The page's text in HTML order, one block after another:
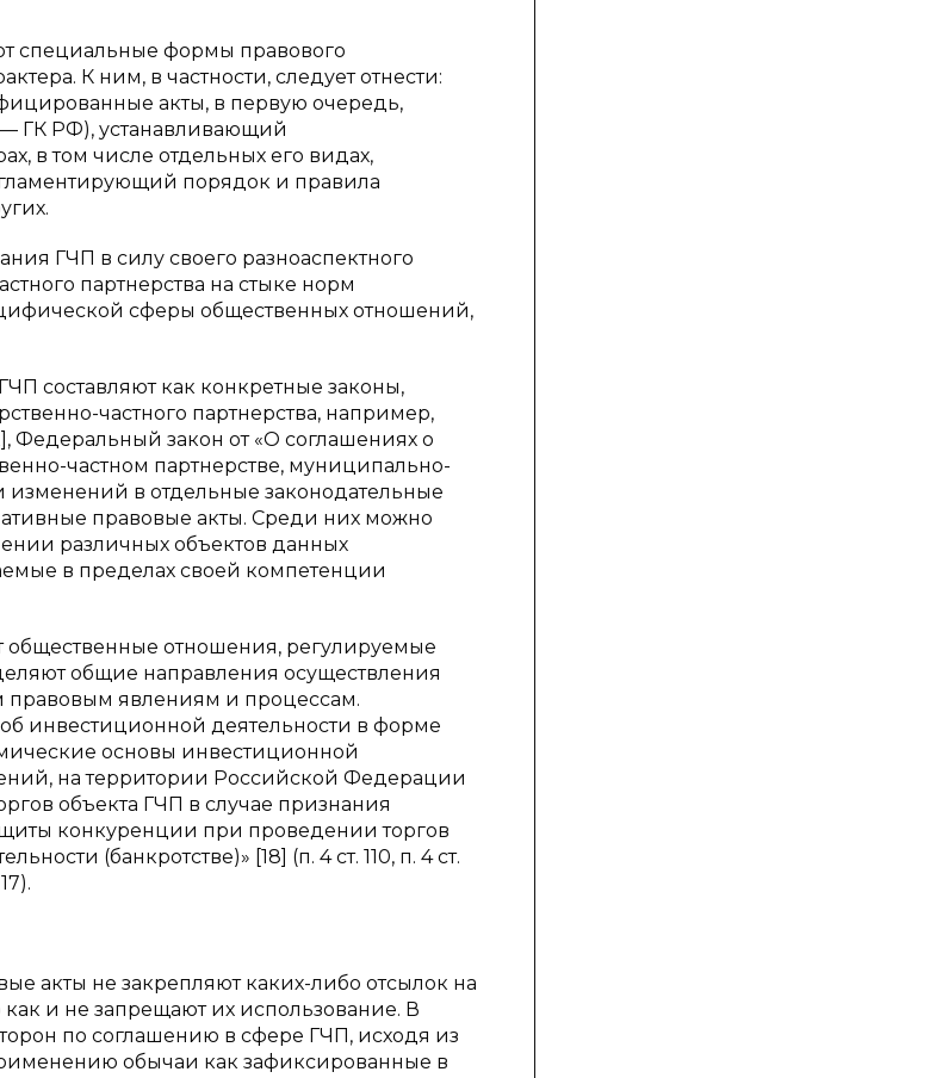
специальные формы правового
К ним, в частности, следует отнести:
акты, в первую очередь,
ГК РФ), устанавливающий
в том числе отдельных его видах,
порядок и правила
ГЧП в силу своего разноаспектного
партнерства на стыке норм
сферы общественных отношений,
составляют как конкретные законы,
частного партнерства, например,
Федеральный закон от «О соглашениях о
частном партнерстве, муниципально-
в отдельные законодательные
правовые акты. Среди них можно
различных объектов данных
в пределах своей компетенции
отношения, регулируемые
общие направления осуществления
явлениям и процессам.
инвестиционной деятельности в форме
основы инвестиционной
на территории Российской Федерации
объекта ГЧП в случае признания
конкуренции при проведении торгов
(банкротстве)» [18] (п. 4 ст. 110, п. 4 ст.
акты не закрепляют каких-либо отсылок на
и не запрещают их использование. В
по соглашению в сфере ГЧП, исходя из
обычаи как зафиксированные в